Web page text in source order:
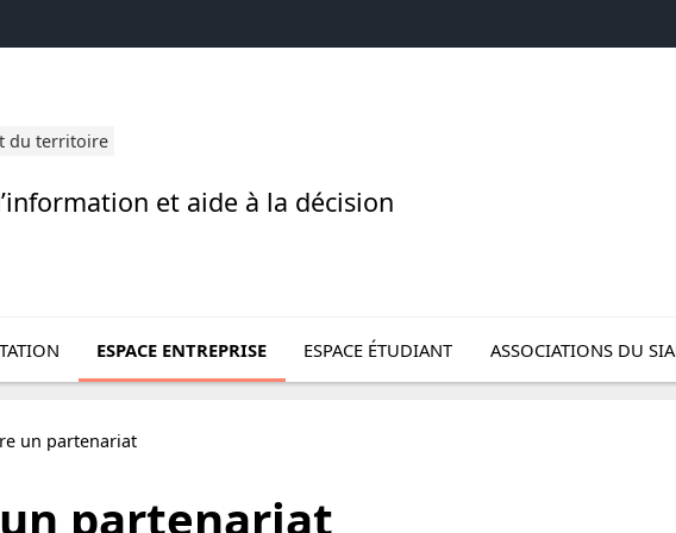
du territoire
et aide à la décision
ESPACE ENTREPRISE ESPACE ÉTUDIANT ASSOCIATIONS DU
un partenariat
partenariat